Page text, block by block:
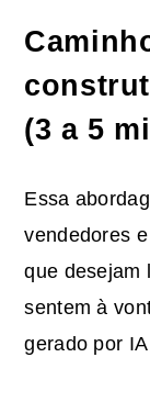
(3 a 5
Essa
vendedores
que desejam
sentem à
gerado por